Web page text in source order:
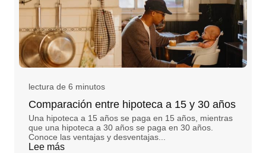
lectura de 6 minutos
Comparación entre hipoteca a 15 y 30 años
Una hipoteca a 15 años se paga en 15 años, mientras
que una hipoteca a 30 años se paga en 30 años.
Conoce las ventajas y desventajas...
Lee más